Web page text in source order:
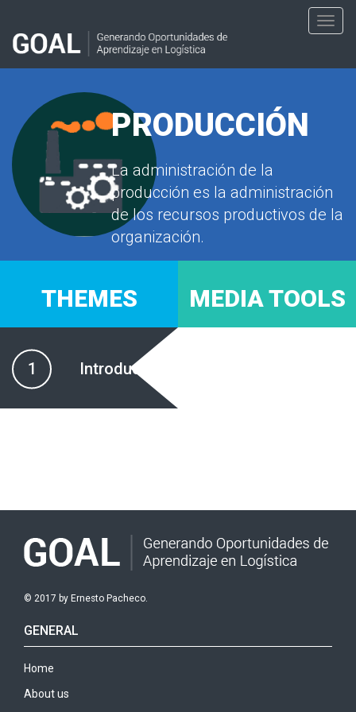
PRODUCCIÓN
La administración de la
producción es la administración
de los recursos productivos de la
organización.
THEMES MEDIA TOOLS
1 Introducción
© 2017 by Ernesto Pacheco.
GENERAL
Home
About us